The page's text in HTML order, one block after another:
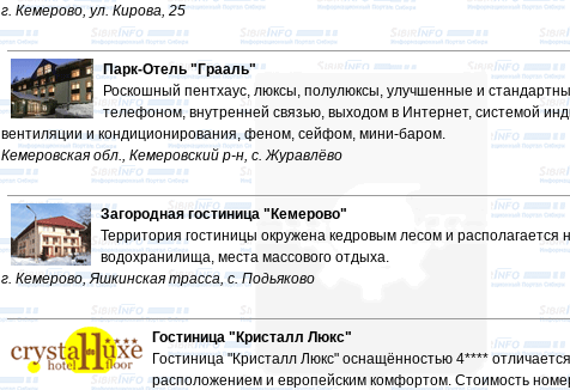
г. Кемерово, ул. Кирова, 25
Парк-Отель "Грааль"
Роскошный пентхаус, люксы, полулюксы, улучшенные и
телефоном, внутренней связью, выходом в Интернет, системой
вентиляции и кондиционирования, феном, сейфом, мини-баром.
Кемеровская обл., Кемеровский р-н, с. Журавлёво
Загородная гостиница "Кемерово"
Территория гостиницы окружена кедровым лесом и располагается
водохранилища, места массового отдыха.
г. Кемерово, Яшкинская трасса, с. Подьяково
Гостиница "Кристалл Люкс"
Гостиница "Кристалл Люкс" оснащённостью 4****
расположением и европейским комфортом. Стоимость